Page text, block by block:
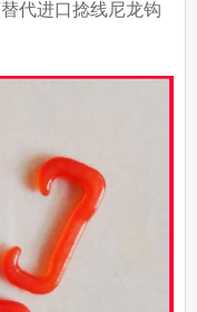
代进口捻线尼龙钩